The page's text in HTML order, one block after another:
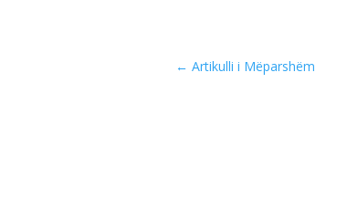
← Artikulli i Mëparshëm